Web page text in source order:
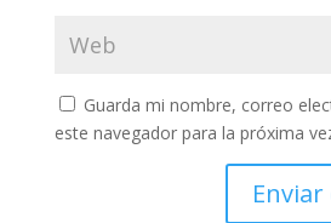
Guarda mi nombre, correo
este navegador para la próxima